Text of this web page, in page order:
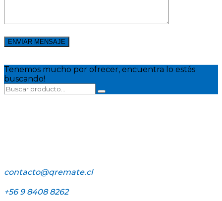
ENVIAR MENSAJE
Tenemos mucho por ofrecer, encuentra lo estás
buscando!
contacto@qremate.cl
+56 9 8408 8262